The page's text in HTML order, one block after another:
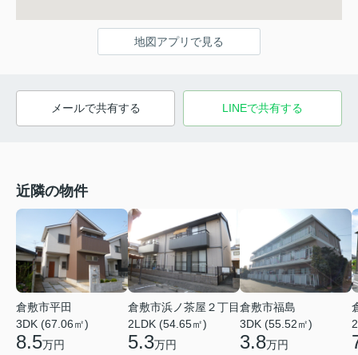
地図アプリで見る
メールで共有する LINEで共有する
近隣の物件
倉敷市平田
3DK (67.06㎡)
8.5万円
倉敷市浜ノ茶屋２丁目
2LDK (54.65㎡)
5.3万円
倉敷市福島
3DK (55.52㎡)
3.8万円